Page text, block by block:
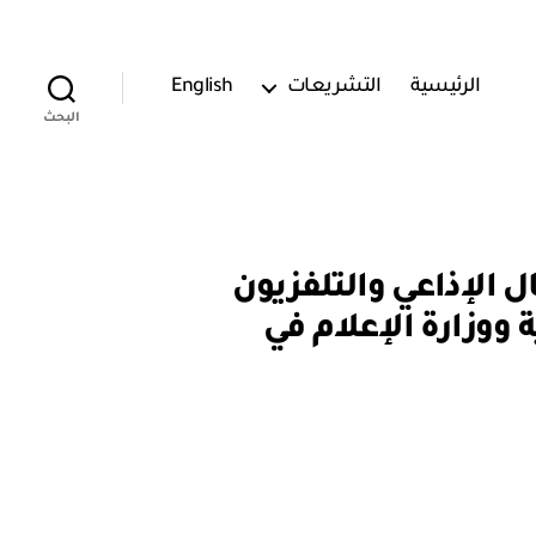
الرئيسية التشريعات English
البحث
في المجال الإذاعي والتلفزيون
ووزارة الإعلام في